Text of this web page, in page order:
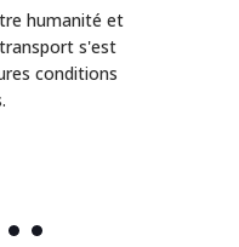
humanité et
s'est
conditions